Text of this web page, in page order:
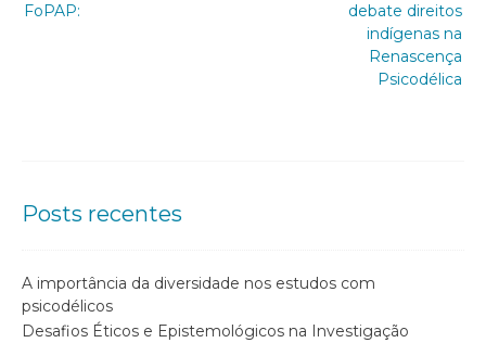
debate direitos
indígenas na
Renascença
Psicodélica
FoPAP:
Posts recentes
A importância da diversidade nos estudos com
psicodélicos
Desafios Éticos e Epistemológicos na Investigação